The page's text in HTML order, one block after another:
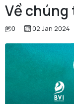
Về chúng
0 02 Jan 2024